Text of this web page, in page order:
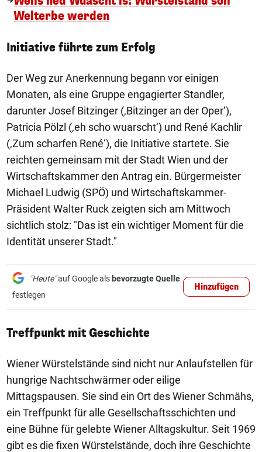
Welterbe werden
Initiative führte zum Erfolg
Der Weg zur Anerkennung begann vor einigen
Monaten, als eine Gruppe engagierter Standler,
darunter Josef Bitzinger (‚Bitzinger an der Oper‘),
Patricia Pölzl (‚eh scho wuarscht‘) und René Kachlir
(‚Zum scharfen René‘), die Initiative startete. Sie
reichten gemeinsam mit der Stadt Wien und der
Wirtschaftskammer den Antrag ein. Bürgermeister
Michael Ludwig (SPÖ) und Wirtschaftskammer-
Präsident Walter Ruck zeigten sich am Mittwoch
sichtlich stolz: "Das ist ein wichtiger Moment für die
Identität unserer Stadt."
"Heute"auf Google als bevorzugte Quelle
festlegen
Hinzufügen
Treffpunkt mit Geschichte
Wiener Würstelstände sind nicht nur Anlaufstellen für
hungrige Nachtschwärmer oder eilige
Mittagspausen. Sie sind ein Ort des Wiener Schmähs,
ein Treffpunkt für alle Gesellschaftsschichten und
eine Bühne für gelebte Wiener Alltagskultur. Seit 1969
gibt es die fixen Würstelstände, doch ihre Geschichte